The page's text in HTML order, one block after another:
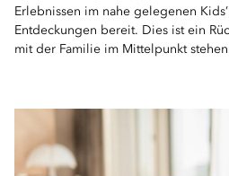
Erlebnissen im nahe gelegenen
Entdeckungen bereit. Dies ist ein
mit der Familie im Mittelpunkt